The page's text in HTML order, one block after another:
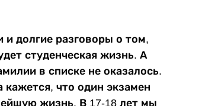
и долгие разговоры о том,
студенческая жизнь. А
в списке не оказалось.
что один экзамен
жизнь. В 17-18 лет мы